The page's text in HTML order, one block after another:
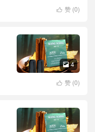
 赞 (0)
 4
 赞 (0)